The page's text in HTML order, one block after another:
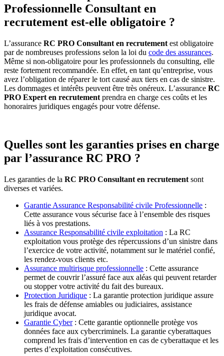
Professionnelle Consultant en
recrutement est-elle obligatoire ?
L’assurance RC PRO Consultant en recrutement est obligatoire
par de nombreuses professions selon la loi du code des assurances.
Même si non-obligatoire pour les professionnels du consulting, elle
reste fortement recommandée. En effet, en tant qu’entreprise, vous
avez l’obligation de réparer le tort causé aux tiers en cas de sinistre.
Les dommages et intérêts peuvent être très onéreux. L’assurance RC
PRO Expert en recrutement prendra en charge ces coûts et les
honoraires juridiques engagés pour votre défense.
Quelles sont les garanties prises en charge
par l’assurance RC PRO ?
Les garanties de la RC PRO Consultant en recrutement sont
diverses et variées.
Garantie Assurance Responsabilité civile Professionnelle :
Cette assurance vous sécurise face à l’ensemble des risques
liés à vos prestations.
Assurance Responsabilité civile exploitation : La RC
exploitation vous protège des répercussions d’un sinistre dans
l’exercice de votre activité, notamment sur le matériel confié,
les rendez-vous clients etc.
Assurance multirisque professionnelle : Cette assurance
permet de couvrir l’assuré face aux aléas qui peuvent retarder
ou stopper votre activité du fait des bureaux.
Protection Juridique : La garantie protection juridique assure
les frais de défense amiables ou judiciaires, assistance
juridique avocat.
Garantie Cyber: Cette garantie optionnelle protège vos
données face aux cybercriminels. La garantie cyberattaques
comprend les frais d’intervention en cas de cyberattaque et les
pertes d’exploitation consécutives.